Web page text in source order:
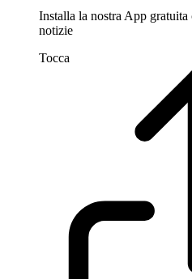
Installa la nostra App
notizie
Tocca